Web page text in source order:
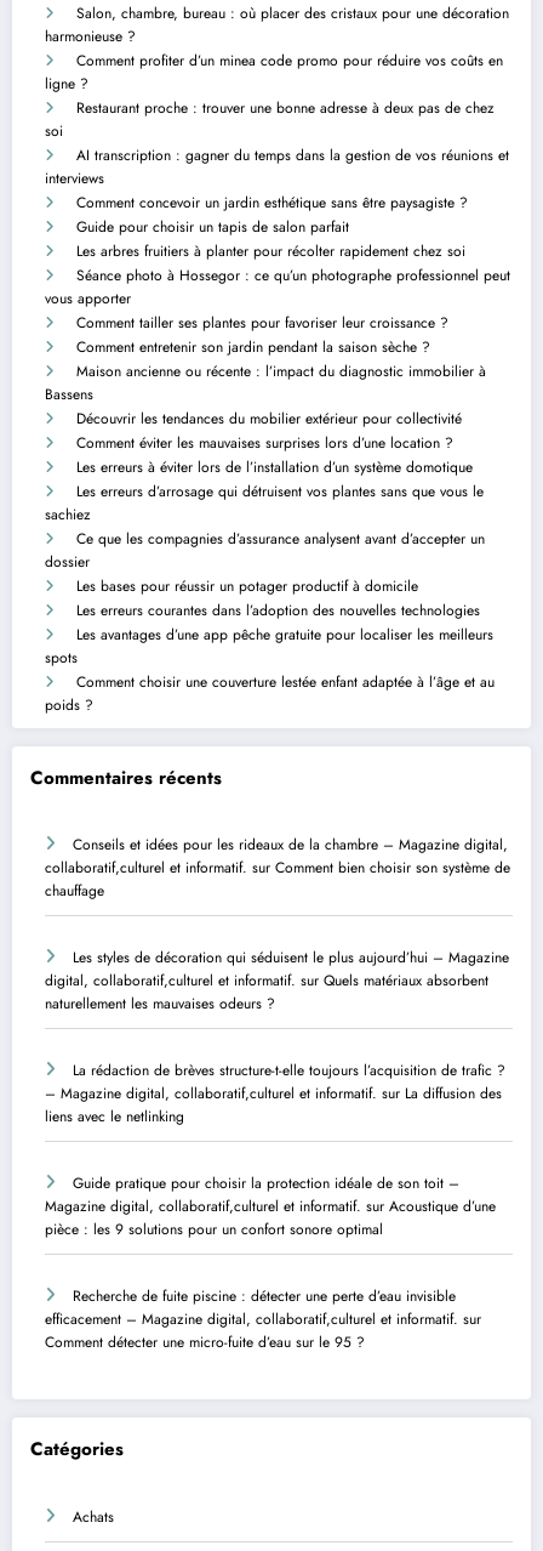
Salon, chambre, bureau : où placer des cristaux pour une décoration
harmonieuse ?
Comment profiter d’un minea code promo pour réduire vos coûts en
ligne ?
Restaurant proche : trouver une bonne adresse à deux pas de chez
soi
AI transcription : gagner du temps dans la gestion de vos réunions et
interviews
Comment concevoir un jardin esthétique sans être paysagiste ?
Guide pour choisir un tapis de salon parfait
Les arbres fruitiers à planter pour récolter rapidement chez soi
Séance photo à Hossegor : ce qu’un photographe professionnel peut
vous apporter
Comment tailler ses plantes pour favoriser leur croissance ?
Comment entretenir son jardin pendant la saison sèche ?
Maison ancienne ou récente : l’impact du diagnostic immobilier à
Bassens
Découvrir les tendances du mobilier extérieur pour collectivité
Comment éviter les mauvaises surprises lors d’une location ?
Les erreurs à éviter lors de l’installation d’un système domotique
Les erreurs d’arrosage qui détruisent vos plantes sans que vous le
sachiez
Ce que les compagnies d’assurance analysent avant d’accepter un
dossier
Les bases pour réussir un potager productif à domicile
Les erreurs courantes dans l’adoption des nouvelles technologies
Les avantages d’une app pêche gratuite pour localiser les meilleurs
spots
Comment choisir une couverture lestée enfant adaptée à l’âge et au
poids ?
Commentaires récents
Conseils et idées pour les rideaux de la chambre – Magazine digital,
collaboratif,culturel et informatif. sur Comment bien choisir son système de
chauffage
Les styles de décoration qui séduisent le plus aujourd’hui – Magazine
digital, collaboratif,culturel et informatif. sur Quels matériaux absorbent
naturellement les mauvaises odeurs ?
La rédaction de brèves structure-t-elle toujours l’acquisition de trafic ?
– Magazine digital, collaboratif,culturel et informatif. sur La diffusion des
liens avec le netlinking
Guide pratique pour choisir la protection idéale de son toit –
Magazine digital, collaboratif,culturel et informatif. sur Acoustique d’une
pièce : les 9 solutions pour un confort sonore optimal
Recherche de fuite piscine : détecter une perte d’eau invisible
efficacement – Magazine digital, collaboratif,culturel et informatif. sur
Comment détecter une micro-fuite d’eau sur le 95 ?
Catégories
Achats